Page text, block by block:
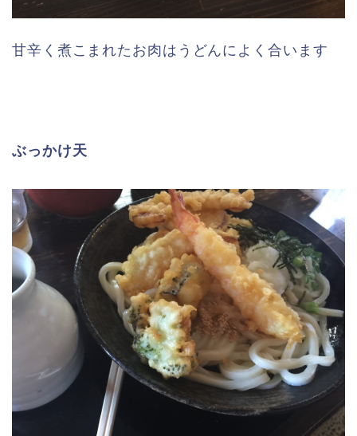
甘辛く煮こまれたお肉はうどんによく合います
ぶっかけ天